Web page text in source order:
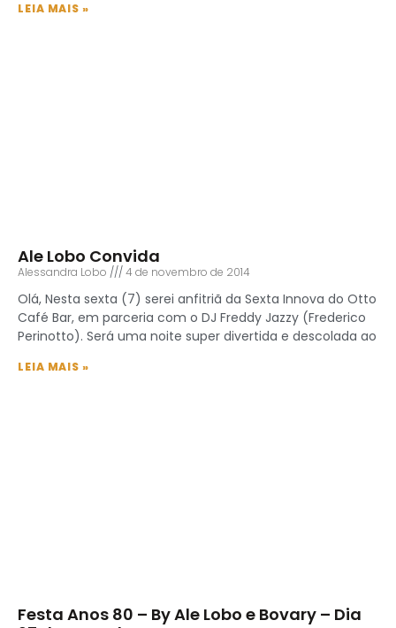
LEIA MAIS »
Ale Lobo Convida
Alessandra Lobo 4 de novembro de 2014
Olá, Nesta sexta (7) serei anfitriã da Sexta Innova do Otto
Café Bar, em parceria com o DJ Freddy Jazzy (Frederico
Perinotto). Será uma noite super divertida e descolada ao
LEIA MAIS »
Festa Anos 80 – By Ale Lobo e Bovary – Dia